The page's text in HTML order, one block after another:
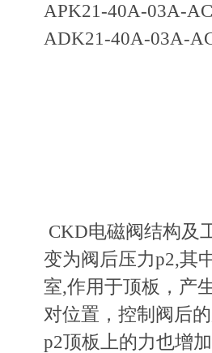
APK21-40A-03A-
ADK21-40A-03A-
CKD电磁阀结构及
变为阀后压力p2,其
室,作用于顶板，
对位置，控制阀
p2顶板上的力也增加